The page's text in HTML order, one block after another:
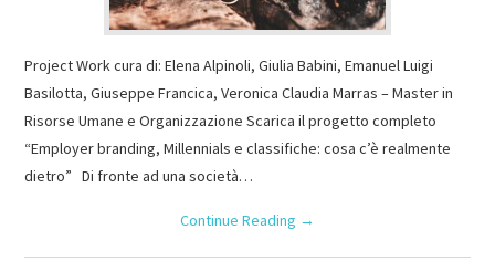
Project Work cura di: Elena Alpinoli, Giulia Babini, Emanuel Luigi
Basilotta, Giuseppe Francica, Veronica Claudia Marras – Master in
Risorse Umane e Organizzazione Scarica il progetto completo
“Employer branding, Millennials e classifiche: cosa c’è realmente
dietro” Di fronte ad una società…
Continue Reading →